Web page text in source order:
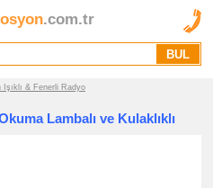
.com.tr
Işıklı & Fenerli Radyo
Lambalı ve Kulaklıklı